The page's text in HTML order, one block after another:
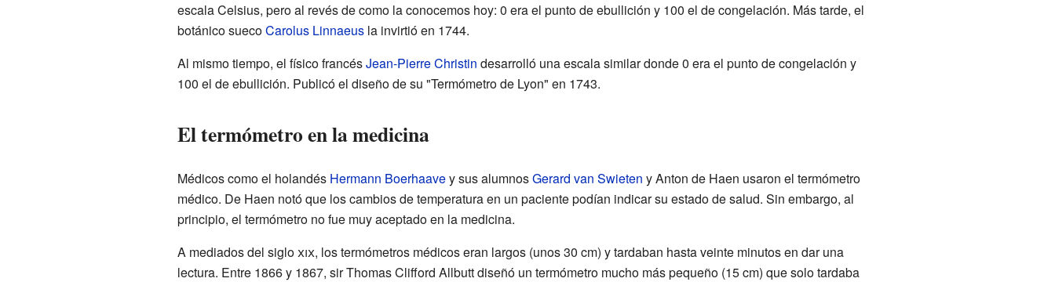
escala Celsius, pero al revés de como la conocemos hoy: 0 era el punto de ebullición y 100 el de congelación. Más tarde, el
botánico suecoCarolus Linnaeusla invirtió en 1744.
Al mismo tiempo, el físico francésJean-Pierre Christin desarrolló una escala similar donde 0 era el punto de congelación y
100 el de ebullición. Publicó el diseño de su "Termómetro de Lyon" en 1743.
El termómetro en la medicina
Médicos como el holandés Hermann Boerhaavey sus alumnosGerard van Swieten y Anton de Haen usaron el termómetro
médico. De Haen notó que los cambios de temperatura en un paciente podían indicar su estado de salud. Sin embargo, al
principio, el termómetro no fue muy aceptado en la medicina.
A mediados del sigloxix, los termómetros médicos eran largos (unos 30 cm) y tardaban hasta veinte minutos en dar una
lectura. Entre 1866 y 1867, sir Thomas Clifford Allbutt diseñó un termómetro mucho más pequeño (15 cm) que solo tardaba